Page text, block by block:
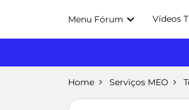
Menu Fórum Vídeos
Home Serviços MEO